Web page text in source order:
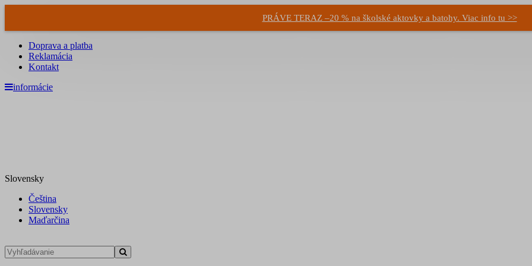
PRÁVE TERAZ –20 % na školské aktovky a batohy. Viac info tu >>
Doprava a platba
Reklamácia
Kontakt
informácie
Slovensky
Čeština
Slovensky
Maďarčina